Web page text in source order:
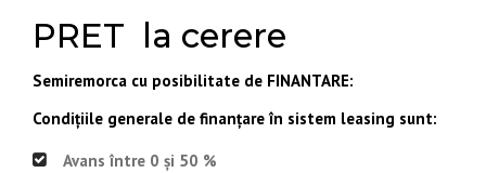
PRET la cerere
Semiremorca cu posibilitate de FINANTARE:
Condițiile generale de finanțare în sistem leasing sunt:
Avans între 0 și 50 %